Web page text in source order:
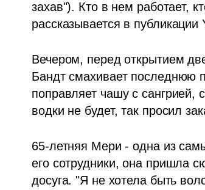
захав"). Кто в нем работает,
рассказывается в публикации
Вечером, перед открытием
Бандт смахивает последнюю
поправляет чашу с сангрией,
водки не будет, так просил
65-летняя Мери - одна из
его сотрудники, она пришла
досуга. "Я не хотела быть